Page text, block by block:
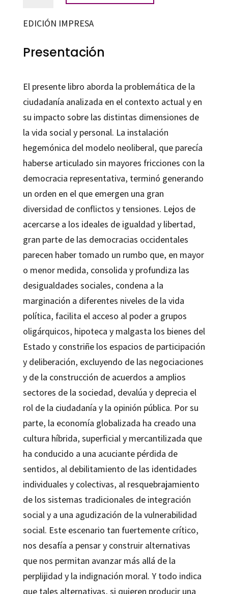
y
cantidad
EDICIÓN IMPRESA
Presentación
El presente libro aborda la problemática de la
ciudadanía analizada en el contexto actual y en
su impacto sobre las distintas dimensiones de
la vida social y personal. La instalación
hegemónica del modelo neoliberal, que parecía
haberse articulado sin mayores fricciones con la
democracia representativa, terminó generando
un orden en el que emergen una gran
diversidad de conflictos y tensiones. Lejos de
acercarse a los ideales de igualdad y libertad,
gran parte de las democracias occidentales
parecen haber tomado un rumbo que, en mayor
o menor medida, consolida y profundiza las
desigualdades sociales, condena a la
marginación a diferentes niveles de la vida
política, facilita el acceso al poder a grupos
oligárquicos, hipoteca y malgasta los bienes del
Estado y constriñe los espacios de participación
y deliberación, excluyendo de las negociaciones
y de la construcción de acuerdos a amplios
sectores de la sociedad, devalúa y deprecia el
rol de la ciudadanía y la opinión pública. Por su
parte, la economía globalizada ha creado una
cultura híbrida, superficial y mercantilizada que
ha conducido a una acuciante pérdida de
sentidos, al debilitamiento de las identidades
individuales y colectivas, al resquebrajamiento
de los sistemas tradicionales de integración
social y a una agudización de la vulnerabilidad
social. Este escenario tan fuertemente crítico,
nos desafía a pensar y construir alternativas
que nos permitan avanzar más allá de la
perplijidad y la indignación moral. Y todo indica
que tales alternativas, si quieren producir una